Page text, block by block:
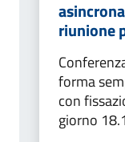
riunione
forma
con
giorno